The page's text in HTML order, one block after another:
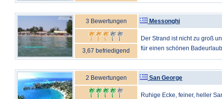
3 Bewertungen Messonghi
Der Strand ist nicht zu groß
für einen schönen
3,67 befriedigend
2 Bewertungen San George
Ruhige Ecke, feiner, heller